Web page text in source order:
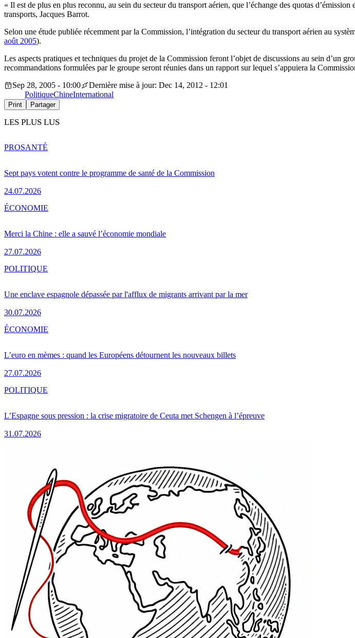
« Il est de plus en plus reconnu, au sein du secteur du transport aérien, que l’échange des quotas
transports, Jacques Barrot.
Selon une étude publiée récemment par la Commission, l’intégration du secteur du transport aérien au
août 2005).
Les aspects pratiques et techniques du projet de la Commission feront l’objet de discussions au sein d’un
recommandations formulées par le groupe seront réunies dans un rapport sur lequel s’appuiera la
Sep 28, 2005 - 10:00
Dernière mise à jour: Dec 14, 2012 - 12:01
PolitiqueChineInternational
Print Partager
LES PLUS LUS
Sept pays votent contre le programme de santé de la Commission
24.07.2026
PROSANTÉ
Merci la Chine : elle a sauvé l’économie mondiale
27.07.2026
ÉCONOMIE
Une enclave espagnole dépassée par l'afflux de migrants arrivant par la mer
30.07.2026
POLITIQUE
L’euro en mèmes : quand les Européens détournent les nouveaux billets
27.07.2026
ÉCONOMIE
L’Espagne sous pression : la crise migratoire de Ceuta met Schengen à l’épreuve
31.07.2026
POLITIQUE